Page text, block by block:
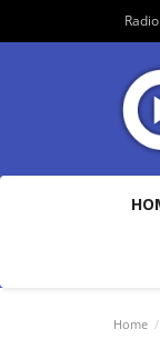
Home